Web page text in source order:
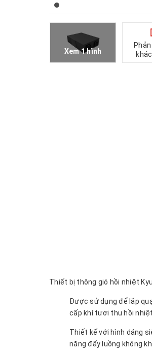
Xem 1 hình
Thiết bị thông gió hồi nhiệt
Được sử dụng để lắp
cấp khí tươi thu hồi
Thiết kế với hình dáng
năng đẩy luồng không